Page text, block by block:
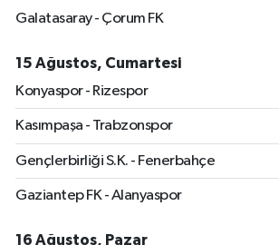
Galatasaray - Çorum FK
15 Ağustos, Cumartesi
Konyaspor - Rizespor
Kasımpaşa - Trabzonspor
Gençlerbirliği S.K. - Fenerbahçe
Gaziantep FK - Alanyaspor
16 Ağustos, Pazar